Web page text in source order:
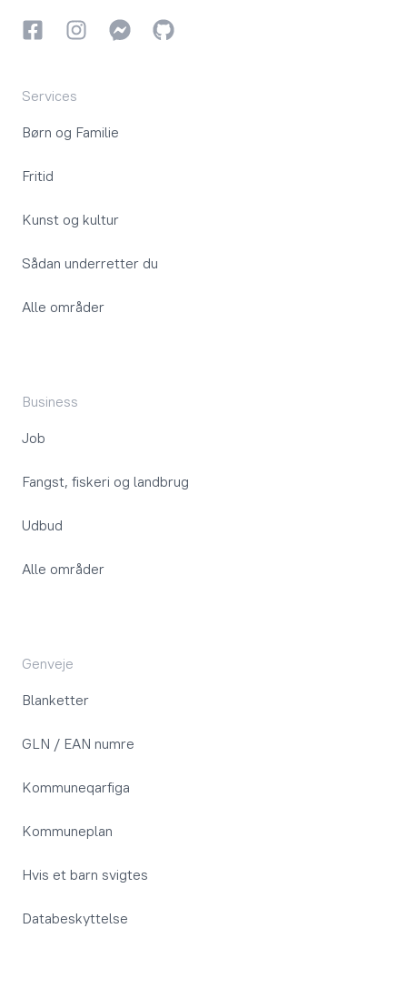
FacebookInstagramInstagram
GitHub
Services
Børn og Familie
Fritid
Kunst og kultur
Sådan underretter du
Alle områder
Business
Job
Fangst, fiskeri og landbrug
Udbud
Alle områder
Genveje
Blanketter
GLN / EAN numre
Kommuneqarfiga
Kommuneplan
Hvis et barn svigtes
Databeskyttelse